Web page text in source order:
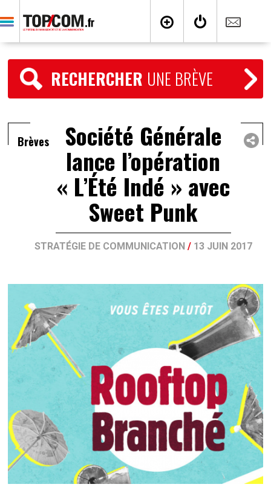
RECHERCHER UNE BRÈVE
Brèves Société Générale
lance l’opération
« L’Été Indé » avec
Sweet Punk
STRATÉGIE DE COMMUNICATION/ 13 JUIN 2017